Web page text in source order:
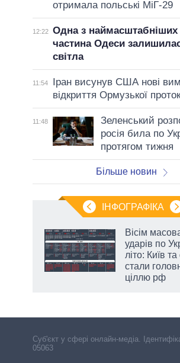
отримала польські МіГ-29
12:22 Одна з наймасштабніших
частина Одеси
світла
11:54
Іран висунув США нові
відкриття Ормузької
11:48
Зеленський
росія била по
протягом тижня
Більше новин
ІНФОГРАФІКА
Вісім
ударів по
літо: Київ
стали
ціллю рф
Cуб'єкт у сфері онлайн-медіа.
05063